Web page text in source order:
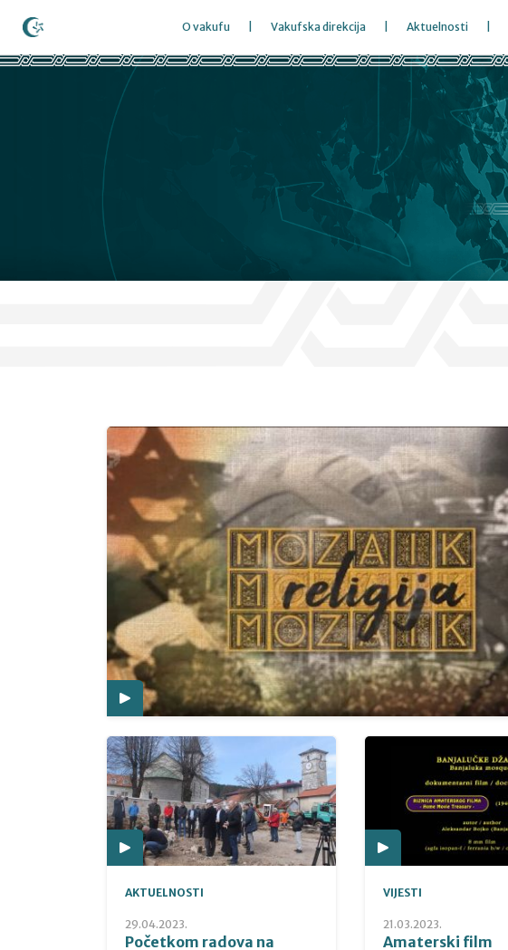
O vakufu Vakufska direkcija Aktuelnosti
AKTUELNOSTI
29.04.2023.
Početkom radova na
VIJESTI
21.03.2023.
Amaterski film